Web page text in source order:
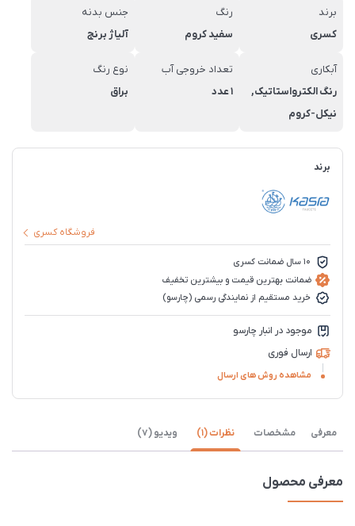
برند
کسری
رنگ
سفید کروم
جنس بدنه
آلیاژ برنج
آبکاری
رنگ الکترواستاتیک,
نیکل-کروم
تعداد خروجی آب
1 عدد
نوع رنگ
براق
برند
فروشگاه کسری
10 سال ضمانت کسری
ضمانت بهترین قیمت و بیشترین تخفیف
خرید مستقیم از نمایندگی رسمی (چارسو)
موجود در انبار چارسو
ارسال فوری
مشاهده روش های ارسال
معرفی مشخصات نظرات (1) ویدیو (7)
معرفی محصول